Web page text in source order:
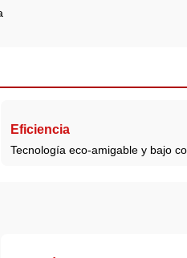
Eficiencia
Tecnología eco-amigable y bajo